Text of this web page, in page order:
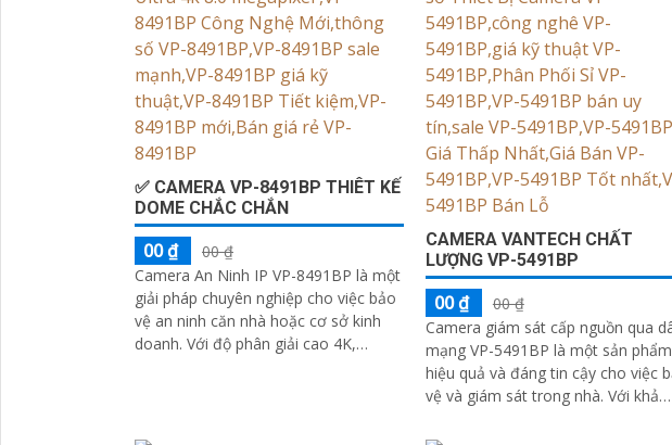
✅ CAMERA VP-8491BP THIÊT KẾ
DOME CHẮC CHẮN
00 ₫
00 ₫
Camera An Ninh IP VP-8491BP là một
giải pháp chuyên nghiệp cho việc bảo
vệ an ninh căn nhà hoặc cơ sở kinh
doanh. Với độ phân giải cao 4K,
CAMERA VANTECH CHẤT
LƯỢNG VP-5491BP
00 ₫
00 ₫
Camera giám sát cấp nguồn qua
mạng VP-5491BP là một sản phẩm
hiệu quả và đáng tin cậy cho việc
vệ và giám sát trong nhà. Với khả